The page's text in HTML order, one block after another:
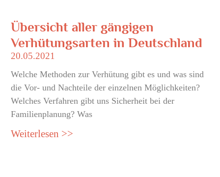
Übersicht aller gängigen
Verhütungsarten in Deutschland
20.05.2021
Welche Methoden zur Verhütung gibt es und was sind
die Vor- und Nachteile der einzelnen Möglichkeiten?
Welches Verfahren gibt uns Sicherheit bei der
Familienplanung? Was
Weiterlesen >>